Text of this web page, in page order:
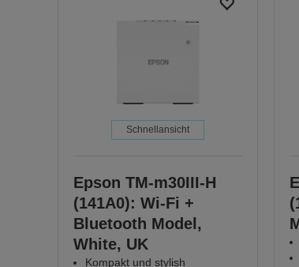
Schnellansicht
Epson TM-m30III-H
(141A0): Wi-Fi +
Bluetooth Model,
White, UK
Kompakt und stylish